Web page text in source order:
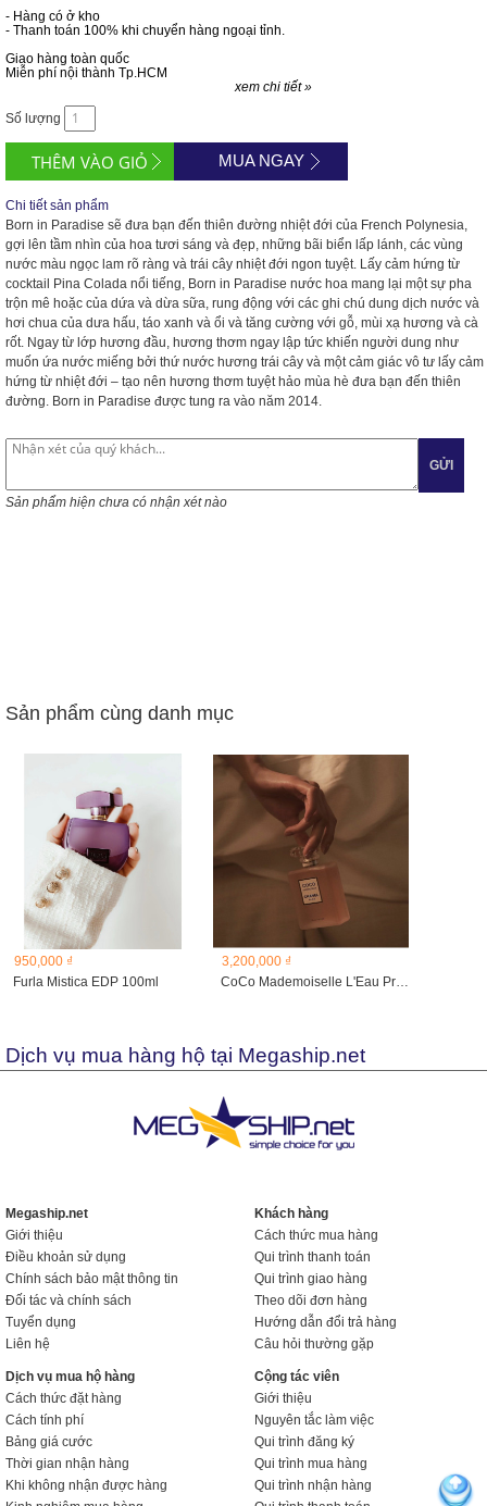
- Hàng có ở kho
- Thanh toán 100% khi chuyển hàng ngoại tỉnh.
Giao hàng toàn quốc
Miễn phí nội thành Tp.HCM
xem chi tiết »
Số lượng
MUA NGAY
Chi tiết sản phẩm
Born in Paradise sẽ đưa bạn đến thiên đường nhiệt đới của French Polynesia,
gợi lên tầm nhìn của hoa tươi sáng và đẹp, những bãi biển lấp lánh, các vùng
nước màu ngọc lam rõ ràng và trái cây nhiệt đới ngon tuyệt. Lấy cảm hứng từ
cocktail Pina Colada nổi tiếng, Born in Paradise nước hoa mang lại một sự pha
trộn mê hoặc của dứa và dừa sữa, rung động với các ghi chú dung dịch nước và
hơi chua của dưa hấu, táo xanh và ổi và tăng cường với gỗ, mùi xạ hương và cà
rốt. Ngay từ lớp hương đầu, hương thơm ngay lập tức khiến người dung như
muốn ứa nước miếng bởi thứ nước hương trái cây và một cảm giác vô tư lấy cảm
hứng từ nhiệt đới – tạo nên hương thơm tuyệt hảo mùa hè đưa bạn đến thiên
đường. Born in Paradise được tung ra vào năm 2014.
GỬI
Sản phẩm hiện chưa có nhận xét nào
Sản phẩm cùng danh mục
950,000 ₫
Furla Mistica EDP 100ml
3,200,000 ₫
CoCo Mademoiselle L'Eau Privee
Dịch vụ mua hàng hộ tại Megaship.net
Megaship.net
Giới thiệu
Điều khoản sử dụng
Chính sách bảo mật thông tin
Đối tác và chính sách
Tuyển dụng
Liên hệ
Khách hàng
Cách thức mua hàng
Qui trình thanh toán
Qui trình giao hàng
Theo dõi đơn hàng
Hướng dẫn đổi trả hàng
Câu hỏi thường gặp
Dịch vụ mua hộ hàng
Cách thức đặt hàng
Cách tính phí
Bảng giá cước
Thời gian nhận hàng
Khi không nhận được hàng
Cộng tác viên
Giới thiệu
Nguyên tắc làm việc
Qui trình đăng ký
Qui trình mua hàng
Qui trình nhận hàng